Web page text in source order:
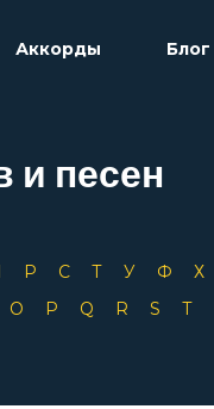
Аккорды Блог
и песен
Р С Т У Ф Х
O P Q R S T